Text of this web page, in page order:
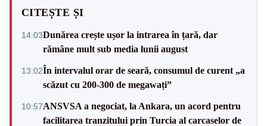
CITEȘTE ȘI
14:03Dunărea crește ușor la intrarea în țară, dar
rămâne mult sub media lunii august
13:02În intervalul orar de seară, consumul de curent „a
scăzut cu 200-300 de megawați”
10:57ANSVSA a negociat, la Ankara, un acord pentru
facilitarea tranzitului prin Turcia al carcaselor de